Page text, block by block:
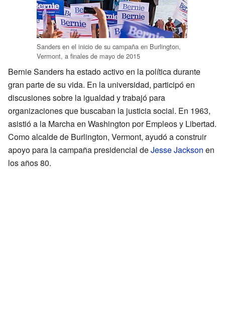
Sanders en el inicio de su campaña en Burlington,
Vermont, a finales de mayo de 2015
Bernie Sanders ha estado activo en la política durante
gran parte de su vida. En la universidad, participó en
discusiones sobre la igualdad y trabajó para
organizaciones que buscaban la justicia social. En 1963,
asistió a la Marcha en Washington por Empleos y Libertad.
Como alcalde de Burlington, Vermont, ayudó a construir
apoyo para la campaña presidencial deJesse Jackson en
los años 80.